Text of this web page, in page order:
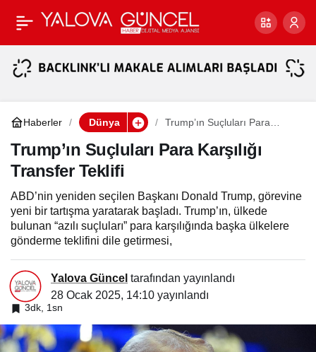
Haberler Dünya
Trump’ın Suçluları Para
Trump’ın Suçluları Para Karşılığı
Transfer Teklifi
ABD’nin yeniden seçilen Başkanı Donald Trump, görevine
yeni bir tartışma yaratarak başladı. Trump’ın, ülkede
bulunan “azılı suçluları” para karşılığında başka ülkelere
gönderme teklifini dile getirmesi,
Yalova Güncel tarafından yayınlandı
28 Ocak 2025, 14:10 yayınlandı
3dk, 1sn
Burger ve King’in
Evlilikleri Viral Bir
Paylaş